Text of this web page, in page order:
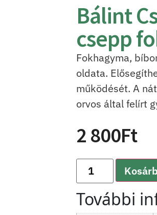
Bálint
csepp
Fokhagyma,
oldata.
működését. A
orvos által felírt
2 800Ft
További